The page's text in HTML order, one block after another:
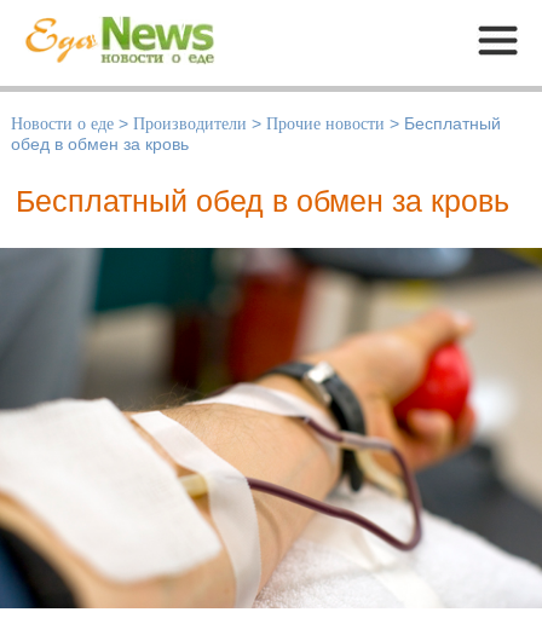
Меню
Новости о еде > Производители > Прочие новости > Бесплатный
обед в обмен за кровь
Бесплатный обед в обмен за кровь